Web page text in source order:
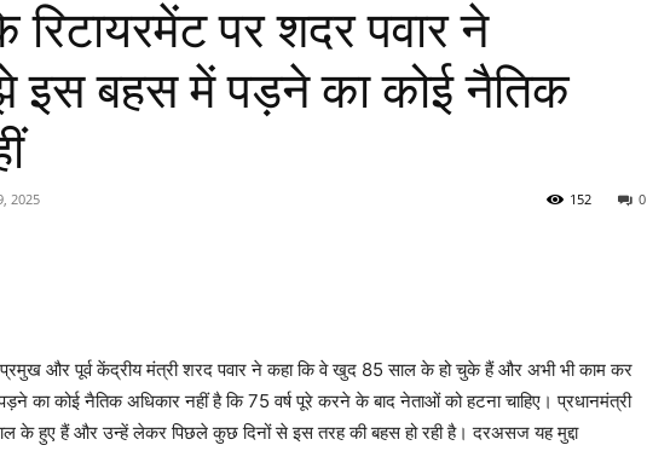
रिटायरमेंट पर शदर पवार ने
बहस में पड़ने का कोई नैतिक
2025 0
152
और पूर्व केंद्रीय मंत्री शरद पवार ने कहा कि वे खुद 85 साल के हो चुके हैं और अभी भी काम कर
का कोई नैतिक अधिकार नहीं है कि 75 वर्ष पूरे करने के बाद नेताओं को हटना चाहिए। प्रधानमंत्री
के हुए हैं और उन्हें लेकर पिछले कुछ दिनों से इस तरह की बहस हो रही है। दरअसज यह मुद्दा